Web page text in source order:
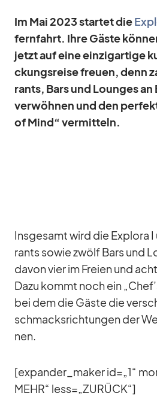
Im Mai 2023 star­tet die
fern­fahrt. Ihre Gäste
jetzt auf eine ein­zig­ar­tige
ckungs­reise freuen, denn
rants, Bars und Loun­ges
ver­wöh­nen und den
of Mind“ver­mit­teln.
Ins­ge­samt wird die Ex­plora
rants so­wie zwölf Bars und
da­von vier im Freien und
Dazu kommt noch ein
bei dem die Gäste die
schmacks­rich­tun­gen der
nen.
[expander_​maker id=„1“
MEHR“ less=„ZURÜCK“]